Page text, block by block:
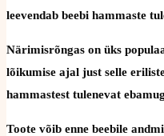
leevendab beebi hammaste
Närimisrõngas on üks
lõikumise ajal just selle
hammastest tulenevat
Toote võib enne beebile